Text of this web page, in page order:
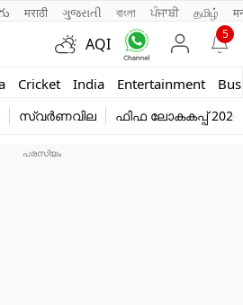
मराठी ગુજરાતી বাংলা ਪੰਜਾਬੀ தமிழ்
AQI
5
Cricket India Entertainment
സ്വർണവില ഫിഫ ലോകകപ്പ് 2026